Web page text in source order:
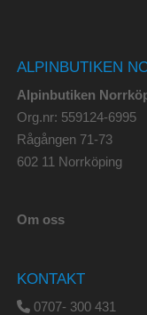
ALPINBUTIKEN
Alpinbutiken
Org.nr: 559124-6995
Rågången 71-73
602 11 Norrköping
Om oss
KONTAKT
0707- 300 431